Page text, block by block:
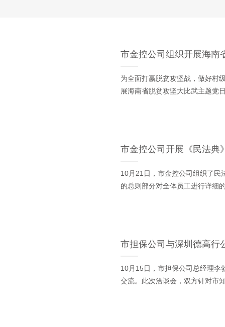
市金控公司组织开展海南
为全面打赢脱贫攻坚战，做好村
展海南省脱贫攻坚大比武主题党
市金控公司开展《民法典
10月21日，市金控公司组织了民
的总则部分对全体员工进行详细
市担保公司与深圳德高行
10月15日，市担保公司总经理李
交流。此次洽谈会，双方针对市